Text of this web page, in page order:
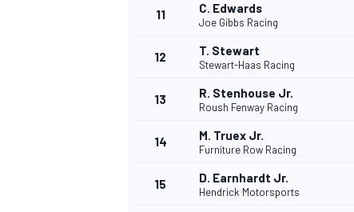
11 C. Edwards
Joe Gibbs Racing
12 T. Stewart
Stewart-Haas Racing
13 R. Stenhouse Jr.
Roush Fenway Racing
14 M. Truex Jr.
Furniture Row Racing
15 D. Earnhardt Jr.
Hendrick Motorsports